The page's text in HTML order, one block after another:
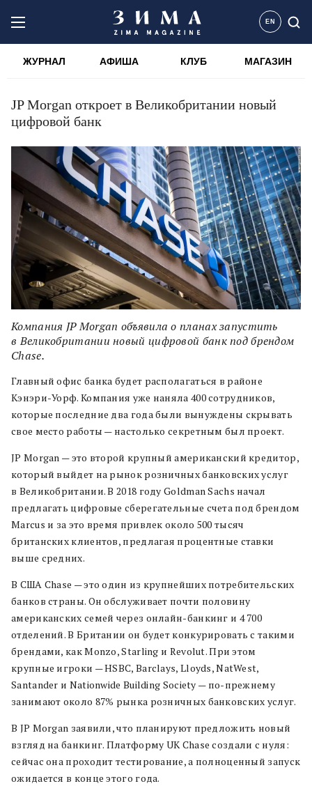
EN
ЖУРНАЛ АФИША КЛУБ МАГАЗИН
JP Morgan откроет в Великобритании новый
цифровой банк
Компания JP Morgan объявила о планах запустить
в Великобритании новый цифровой банк под брендом
Chase.
Главный офис банка будет располагаться в районе
Кэнэри-Уорф. Компания уже наняла 400 сотрудников,
которые последние два года были вынуждены скрывать
свое место работы — настолько секретным был проект.
JP Morgan — это второй крупный американский кредитор,
который выйдет на рынок розничных банковских услуг
в Великобритании. В 2018 году Goldman Sachs начал
предлагать цифровые сберегательные счета под брендом
Marcus и за это время привлек около 500 тысяч
британских клиентов, предлагая процентные ставки
выше средних.
В США Chase — это один из крупнейших потребительских
банков страны. Он обслуживает почти половину
американских семей через онлайн-банкинг и 4 700
отделений. В Британии он будет конкурировать с такими
брендами, как Monzo, Starling и Revolut. При этом
крупные игроки — HSBC, Barclays, Lloyds, NatWest,
Santander и Nationwide Building Society — по-прежнему
занимают около 87% рынка розничных банковских услуг.
В JP Morgan заявили, что планируют предложить новый
взгляд на банкинг. Платформу UK Chase создали с нуля:
сейчас она проходит тестирование, а полноценный запуск
ожидается в конце этого года.